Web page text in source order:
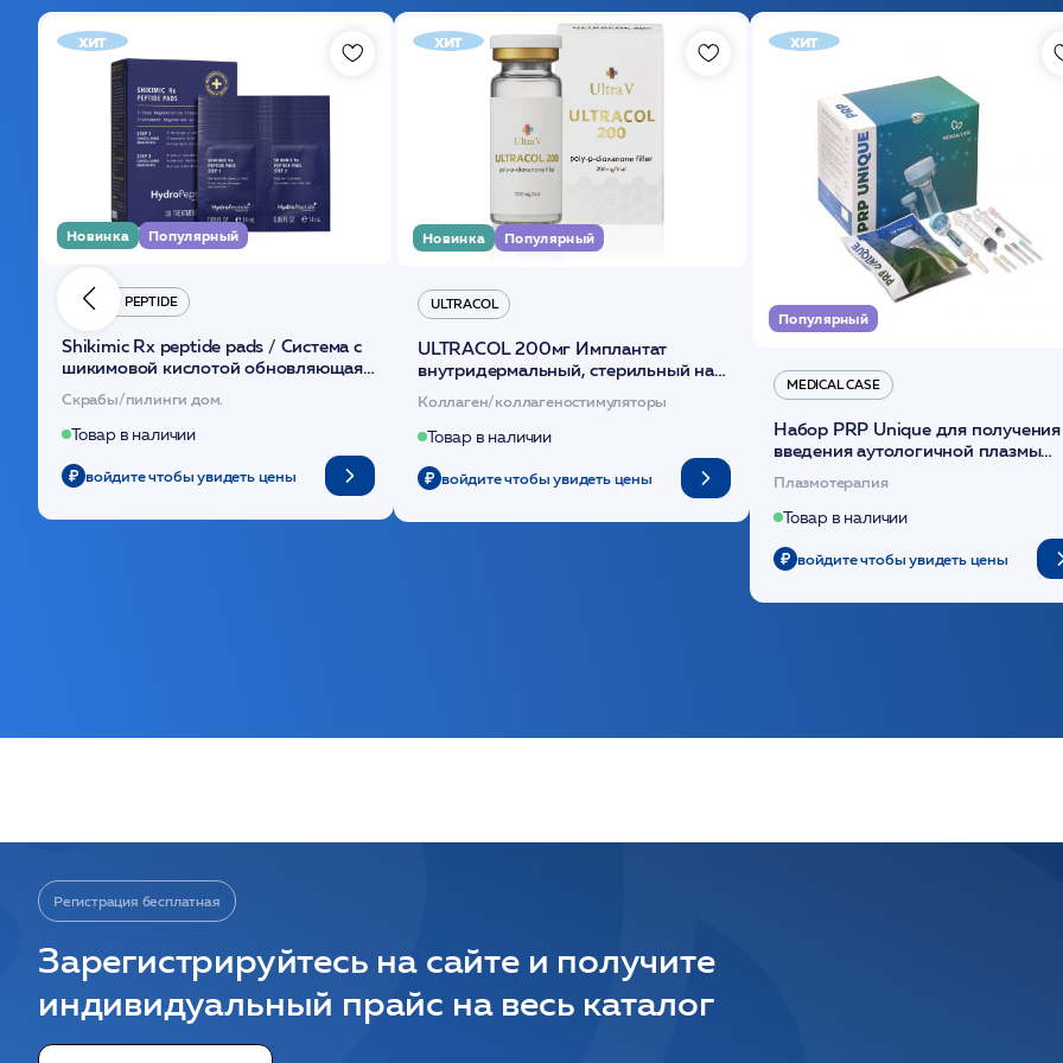
хит
Новинка Популярный
HYDRO PEPTIDE
Shikimic Rx peptide pads / Cистема с
шикимовой кислотой обновляющая
(30шт) /HP
Скрабы/пилинги дом.
Товар в наличии
войдите чтобы увидеть цены
хит
Новинка Популярный
ULTRACOL
ULTRACOL 200мг Имплантат
внутридермальный, стерильный на
основе полидиоксанона /ULTRACOL
Коллаген/коллагеностимуляторы
Товар в наличии
войдите чтобы увидеть цены
хит
Популярный
MEDICAL CASE
Набор PRP Unique для
введения аутологичной плазмы
(саше 1шт)/Medical Case
Плазмотерапия
Товар в наличии
войдите чтобы увидеть цены
Регистрация бесплатная
Зарегистрируйтесь на сайте и получите
индивидуальный прайс на весь каталог